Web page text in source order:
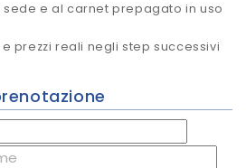
e al carnet prepagato in uso
prezzi reali negli step successivi